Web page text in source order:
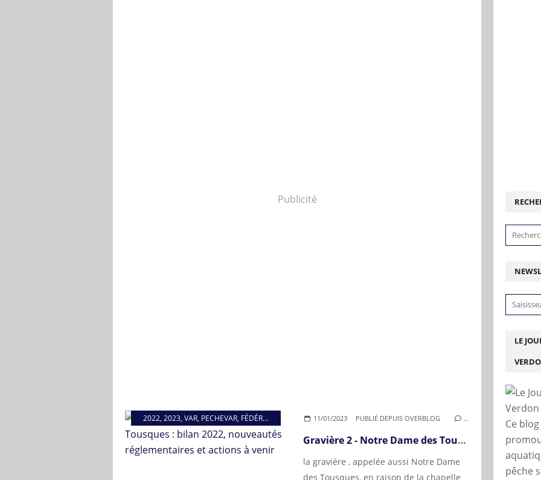
Publicité
2022, 2023, VAR, PECHEVAR, FÉDÉRATION DE PÊCHE DU VAR AAPPMA DU BAS VERDON GRAVIERE NOTRE DAME
11/01/2023 PUBLIÉ DEPUIS OVERBLOG …
Gravière 2 - Notre Dame des Tousques : bilan 2022, nouveautés réglementaires et actions à venir
la gravière , appelée aussi Notre Dame
des Tousques, en raison de la chapelle
LE
Ce
pêche